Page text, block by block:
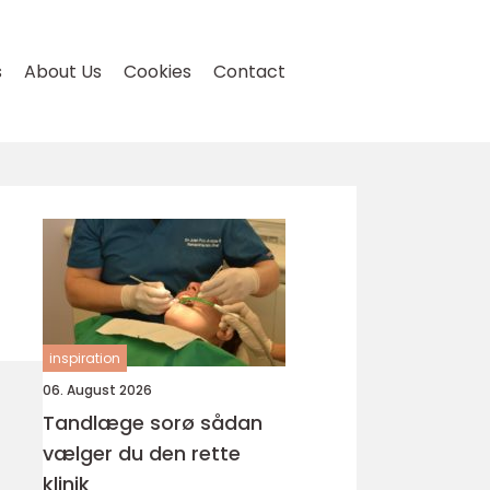
About Us Cookies Contact
inspiration
06. August 2026
Tandlæge sorø sådan
vælger du den rette
klinik